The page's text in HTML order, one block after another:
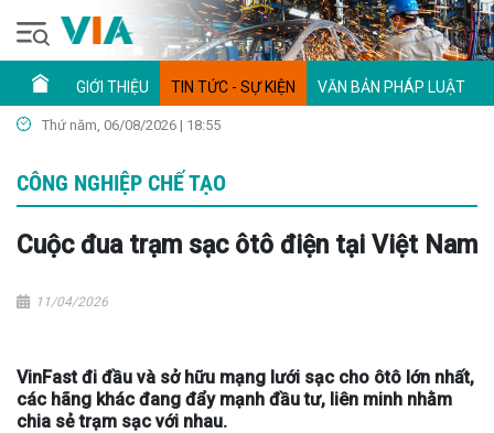
GIỚI THIỆU TIN TỨC - SỰ KIỆN VĂN BẢN PHÁP LUẬT
Thứ năm, 06/08/2026 | 18:55
CÔNG NGHIỆP CHẾ TẠO
Cuộc đua trạm sạc ôtô điện tại Việt Nam
11/04/2026
VinFast đi đầu và sở hữu mạng lưới sạc cho ôtô lớn nhất,
các hãng khác đang đẩy mạnh đầu tư, liên minh nhằm
chia sẻ trạm sạc với nhau.